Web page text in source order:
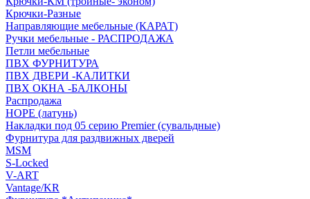
Крючки-Разные
Направляющие мебельные (КАРАТ)
Ручки мебельные - РАСПРОДАЖА
Петли мебельные
ПВХ ФУРНИТУРА
ПВХ ДВЕРИ -КАЛИТКИ
ПВХ ОКНА -БАЛКОНЫ
Распродажа
HOPE (латунь)
Накладки под 05 серию Premier (сувальдные)
Фурнитура для раздвижных дверей
MSM
S-Locked
V-ART
Vantage/KR